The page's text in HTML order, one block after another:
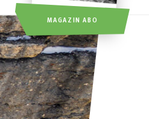
MAGAZIN ABO